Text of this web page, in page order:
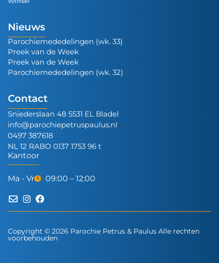
Nieuws
Parochiemededelingen (wk. 33)
Preek van de Week
Preek van de Week
Parochiemededelingen (wk. 32)
Contact
Sniederslaan 48 5531 EL Bladel
info@parochiepetruspaulus.nl
0497 387618
NL 12 RABO 0137 1753 96 t
Kantoor
Ma - Vr 09:00 – 12:00
Copyright © 2026 Parochie Petrus & Paulus Alle rechten
voorbehouden